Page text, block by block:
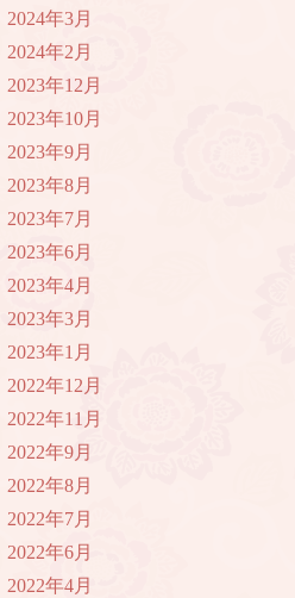
2024年3月
2024年2月
2023年12月
2023年10月
2023年9月
2023年8月
2023年7月
2023年6月
2023年4月
2023年3月
2023年1月
2022年12月
2022年11月
2022年9月
2022年8月
2022年7月
2022年6月
2022年4月